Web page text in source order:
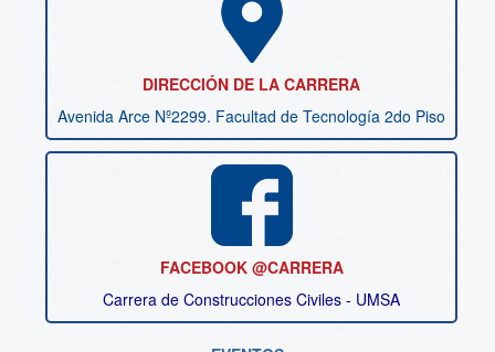
DIRECCIÓN DE LA CARRERA
Avenida Arce Nº2299. Facultad de Tecnología 2do Piso
FACEBOOK @CARRERA
Carrera de Construcciones Civiles - UMSA